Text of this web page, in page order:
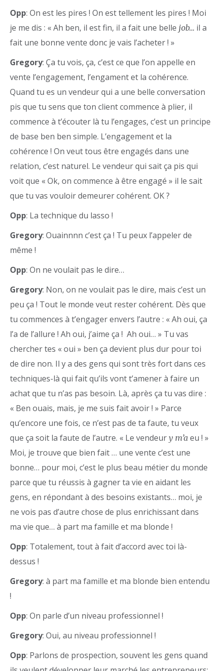
Opp: On est les pires ! On est tellement les pires ! Moi
je me dis : « Ah ben, il est fin, il a fait une belle job… il a
fait une bonne vente donc je vais l’acheter ! »
Gregory: Ça tu vois, ça, c’est ce que l’on appelle en
vente l’engagement, l’engament et la cohérence.
Quand tu es un vendeur qui a une belle conversation
pis que tu sens que ton client commence à plier, il
commence à t’écouter là tu l’engages, c’est un principe
de base ben ben simple. L’engagement et la
cohérence ! On veut tous être engagés dans une
relation, c’est naturel. Le vendeur qui sait ça pis qui
voit que « Ok, on commence à être engagé » il le sait
que tu vas vouloir demeurer cohérent. OK ?
Opp: La technique du lasso !
Gregory: Ouainnnn c’est ça ! Tu peux l’appeler de
même !
Opp: On ne voulait pas le dire…
Gregory: Non, on ne voulait pas le dire, mais c’est un
peu ça ! Tout le monde veut rester cohérent. Dès que
tu commences à t’engager envers l’autre : « Ah oui, ça
l’a de l’allure ! Ah oui, j’aime ça ! Ah oui… » Tu vas
chercher tes « oui » ben ça devient plus dur pour toi
de dire non. Il y a des gens qui sont très fort dans ces
techniques-là qui fait qu’ils vont t’amener à faire un
achat que tu n’as pas besoin. Là, après ça tu vas dire :
« Ben ouais, mais, je me suis fait avoir ! » Parce
qu’encore une fois, ce n’est pas de ta faute, tu veux
que ça soit la faute de l’autre. « Le vendeur y m’a eu ! »
Moi, je trouve que bien fait … une vente c’est une
bonne… pour moi, c’est le plus beau métier du monde
parce que tu réussis à gagner ta vie en aidant les
gens, en répondant à des besoins existants… moi, je
ne vois pas d’autre chose de plus enrichissant dans
ma vie que… à part ma famille et ma blonde !
Opp: Totalement, tout à fait d’accord avec toi là-
dessus !
Gregory: à part ma famille et ma blonde bien entendu
!
Opp: On parle d’un niveau professionnel !
Gregory: Oui, au niveau professionnel !
Opp: Parlons de prospection, souvent les gens quand